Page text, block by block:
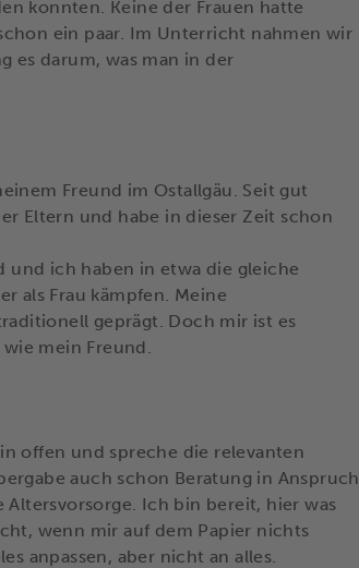
konnten. Keine der Frauen hatte
ein paar. Im Unterricht nahmen wir
es darum, was man in der
Freund im Ostallgäu. Seit gut
Eltern und habe in dieser Zeit schon
und ich haben in etwa die gleiche
als Frau kämpfen. Meine
geprägt. Doch mir ist es
mein Freund.
offen und spreche die relevanten
auch schon Beratung in Anspruch
Ich bin bereit, hier was
wenn mir auf dem Papier nichts
anpassen, aber nicht an alles.